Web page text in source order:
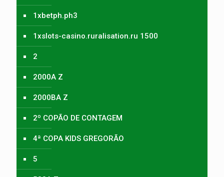
1xbetph.ph3
1xslots-casino.ruralisation.ru 1500
2
2000A Z
2000BA Z
2º COPÃO DE CONTAGEM
4ª COPA KIDS GREGORÃO
5